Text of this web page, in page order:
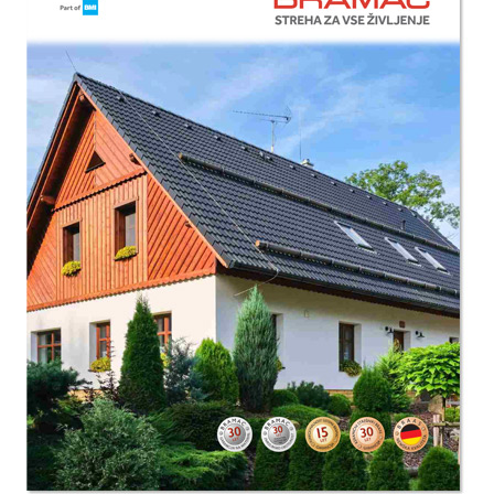
naših sistemih ni mogoče izklopiti. Običajno so nastavljeni
samo kot odziv na vaša dejanja, ki vodijo do storitvenih
zahtev, na primer nastavitev zasebnosti, prijava ali
izpolnjevanje obrazcev. Na voljo imate nastavitev, da
brskalnik blokira te piškotke ali vas opozori na njih. V tem
primeru nekateri deli spletnega mesta ne bodo delovali.
Piškotki za učinkovitost delovanja
S temi piškotki štejemo obiske in izvor prometa, da lahko
merimo in izboljšamo učinkovitost delovanja našega
spletnega mesta. Z njimi prepoznamo, katera mesta so
najbolj in najmanj priljubljena, in opazujemo, kako se
obiskovalci pomikajo po spletnem mestu. Podatki, ki jih
piškotki zbirajo, so združeni in anonimni. Če uporabo teh
piškotkov zavrnete, ne bomo vedeli, kdaj ste obiskali naše
spletno mesto.
Piškotki za ciljno usmerjenost